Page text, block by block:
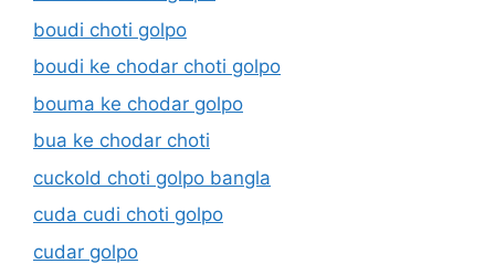
boudi choti golpo
boudi ke chodar choti golpo
bouma ke chodar golpo
bua ke chodar choti
cuckold choti golpo bangla
cuda cudi choti golpo
cudar golpo